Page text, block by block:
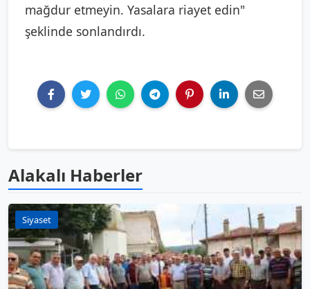
mağdur etmeyin. Yasalara riayet edin"
şeklinde sonlandırdı.
Alakalı Haberler
Siyaset